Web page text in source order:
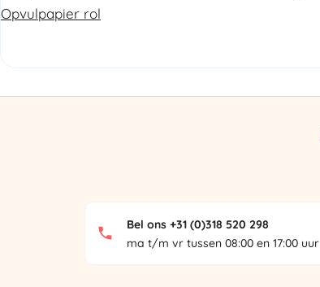
Opvulpapier rol
Bel ons +31 (0)318 520 298
ma t/m vr tussen 08:00 en 17:00 uur